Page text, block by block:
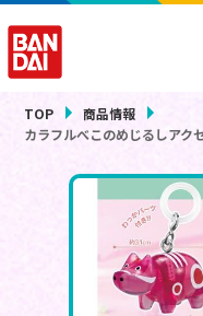
TOP
商品情報
カラフルべこのめじるしアク